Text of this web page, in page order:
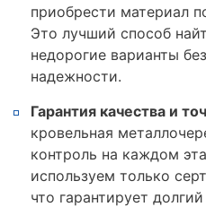
приобрести материал
Это лучший способ
недорогие варианты
надежности.
Гарантия качества и
кровельная
контроль на каждом
используем только
что гарантирует